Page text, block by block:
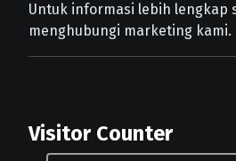
Untuk informasi lebih lengkap
menghubungi marketing kami.
Visitor Counter